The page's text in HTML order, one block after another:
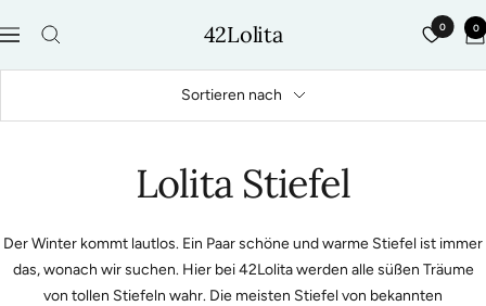
zum
Navigation 42Lolita 0 0
Sortieren nach
Lolita Stiefel
Der Winter kommt lautlos. Ein Paar schöne und warme Stiefel ist immer
das, wonach wir suchen. Hier bei 42Lolita werden alle süßen Träume
von tollen Stiefeln wahr. Die meisten Stiefel von bekannten